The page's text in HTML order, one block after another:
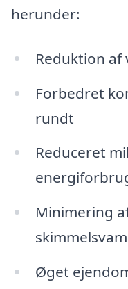
herunder:
Reduktion
Forbedret
rundt
Reduceret
Minimering
Øget